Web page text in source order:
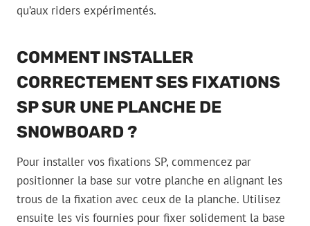
qu’aux riders expérimentés.
COMMENT INSTALLER
CORRECTEMENT SES FIXATIONS
SP SUR UNE PLANCHE DE
SNOWBOARD ?
Pour installer vos fixations SP, commencez par
positionner la base sur votre planche en alignant les
trous de la fixation avec ceux de la planche. Utilisez
ensuite les vis fournies pour fixer solidement la base